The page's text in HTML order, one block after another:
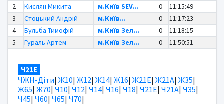
2
Кислян Микита м.Київ SEV... 0
11:15:49
3
Стоцький Андрій м.Київ... 0
11:17:23
4
Бульба Тимофій м.Київ Зел... 0
11:18:15
5
Гураль Артем м.Київ Зел... 0 11:50:51
Ч21Е
ЧЖН-Діти| Ж10| Ж12| Ж14| Ж16| Ж21Е| Ж21А| Ж35|
Ж65| Ж70| Ч10| Ч12| Ч14| Ч16| Ч18| Ч21Е| Ч21А| Ч35|
Ч45| Ч60| Ч65| Ч70|